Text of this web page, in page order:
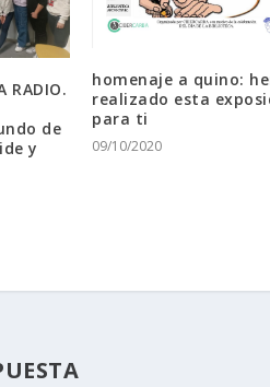
RADIO.
de
y
homenaje a quino:
realizado esta
para ti
09/10/2020